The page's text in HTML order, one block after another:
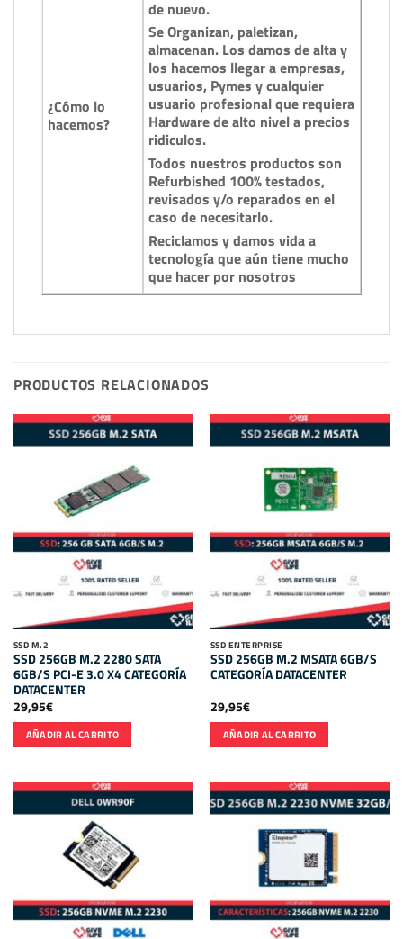
¿Cómo lo
hacemos?
de nuevo.
Se Organizan, paletizan,
almacenan. Los damos de alta y
los hacemos llegar a empresas,
usuarios, Pymes y cualquier
usuario profesional que requiera
Hardware de alto nivel a precios
ridiculos.
Todos nuestros productos son
Refurbished 100% testados,
revisados y/o reparados en el
caso de necesitarlo.
Reciclamos y damos vida a
tecnología que aún tiene mucho
que hacer por nosotros
PRODUCTOS RELACIONADOS
SSD M.2
SSD 256GB M.2 2280 SATA
6GB/S PCI-E 3.0 X4 CATEGORÍA
DATACENTER
29,95€
AÑADIR AL CARRITO
SSD ENTERPRISE
SSD 256GB M.2 MSATA 6GB/S
CATEGORÍA DATACENTER
29,95€
AÑADIR AL CARRITO